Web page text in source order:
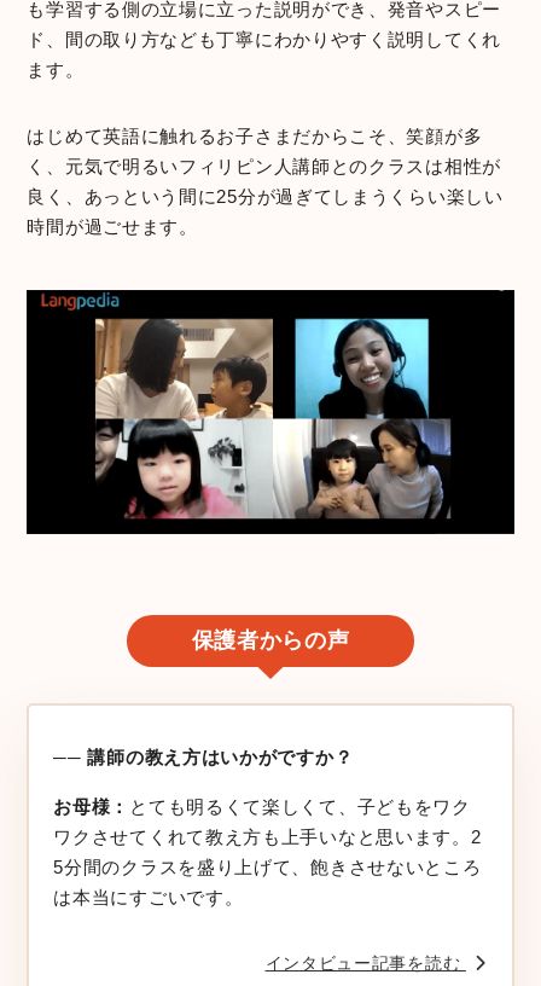
も学習する側の立場に立った説明ができ、発音やスピー
ド、間の取り方なども丁寧にわかりやすく説明してくれ
ます。
はじめて英語に触れるお子さまだからこそ、笑顔が多
く、元気で明るいフィリピン人講師とのクラスは相性が
良く、あっという間に25分が過ぎてしまうくらい楽しい
時間が過ごせます。
保護者からの声
── 講師の教え方はいかがですか？
お母様： とても明るくて楽しくて、子どもをワク
ワクさせてくれて教え方も上手いなと思います。2
5分間のクラスを盛り上げて、飽きさせないところ
は本当にすごいです。
インタビュー記事を読む